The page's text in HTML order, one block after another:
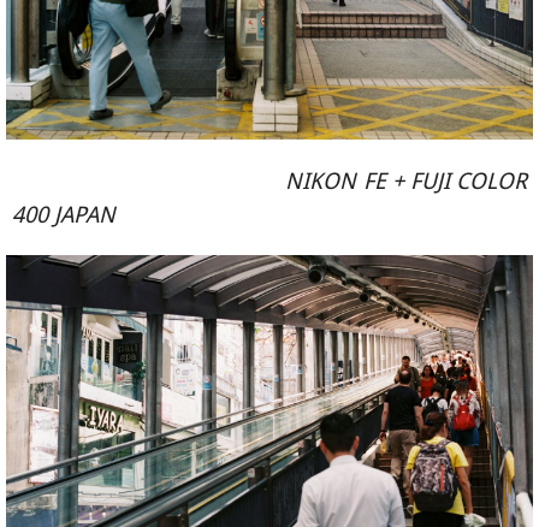
NIKON FE + FUJI COLOR
400 JAPAN